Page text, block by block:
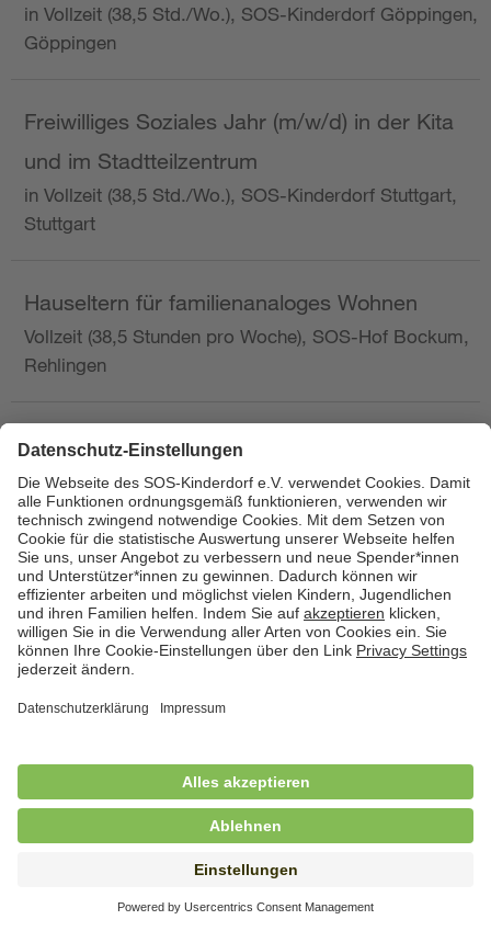
in Vollzeit (38,5 Std./Wo.), SOS-Kinderdorf Göppingen,
Göppingen
Freiwilliges Soziales Jahr (m/w/d) in der Kita
und im Stadtteilzentrum
in Vollzeit (38,5 Std./Wo.), SOS-Kinderdorf Stuttgart,
Stuttgart
Hauseltern für familienanaloges Wohnen
Vollzeit (38,5 Stunden pro Woche), SOS-Hof Bockum,
Rehlingen
Hauswirtschafterin / Köchin (m/w/d) als
Ausbilderin (m/w/d) im Bereich
Nahrungszubereitung
in Vollzeit (38,5 Std./Wo.), SOS-Kinderdorf
Saarbrücken, Saarbrücken
Hauswirtschaftskraft (m/w/d)
in Teilzeit (mind. 20 - max. 30 Std./.Wo.), SOS-
Hauswirtschaftskraft (m/w/d)
in unbefristeter Anstellung, Teilzeit (20 Std./Wo.), SOS-
Kinderdorf Dortmund, Hagen